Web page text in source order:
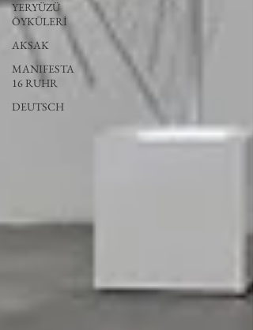
YERYÜZÜ
ÖYKÜLERİ
AKSAK
MANIFESTA
16 RUHR
DEUTSCH